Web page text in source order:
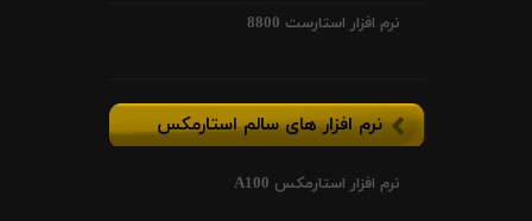
نرم افزار استارست 8800
نرم افزار های سالم استارمکس
نرم افزار استارمکس A100